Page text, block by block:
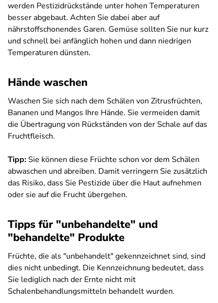
werden Pestizidrückstände unter hohen Temperaturen
besser abgebaut. Achten Sie dabei aber auf
nährstoffschonendes Garen. Gemüse sollten Sie nur kurz
und schnell bei anfänglich hohen und dann niedrigen
Temperaturen dünsten.
Hände waschen
Waschen Sie sich nach dem Schälen von Zitrusfrüchten,
Bananen und Mangos Ihre Hände. Sie vermeiden damit
die Übertragung von Rückständen von der Schale auf das
Fruchtfleisch.
Tipp: Sie können diese Früchte schon vor dem Schälen
abwaschen und abreiben. Damit verringern Sie zusätzlich
das Risiko, dass Sie Pestizide über die Haut aufnehmen
oder sie auf die Frucht übergehen.
Tipps für "unbehandelte" und
"behandelte" Produkte
Früchte, die als "unbehandelt" gekennzeichnet sind, sind
dies nicht unbedingt. Die Kennzeichnung bedeutet, dass
Sie lediglich nach der Ernte nicht mit
Schalenbehandlungsmitteln behandelt wurden.